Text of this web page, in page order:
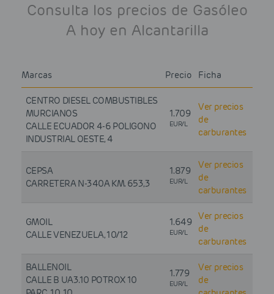
Consulta los precios de Gasóleo
A hoy en Alcantarilla
Marcas Precio Ficha
CENTRO DIESEL COMBUSTIBLES
MURCIANOS
CALLE ECUADOR 4-6 POLIGONO
INDUSTRIAL OESTE, 4
1.709
EUR/L
Ver precios
de
carburantes
CEPSA
CARRETERA N-340A KM. 653,3
1.879
EUR/L
Ver precios
de
carburantes
GMOIL
CALLE VENEZUELA, 10/12
1.649
EUR/L
Ver precios
de
carburantes
BALLENOIL
CALLE B UA3.10 POTROX 10
1.779
EUR/L
Ver precios
de